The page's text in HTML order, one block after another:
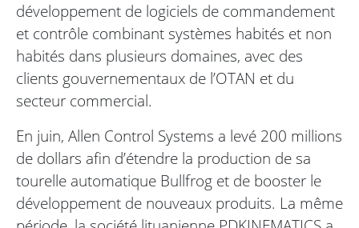
développement de logiciels de commandement
et contrôle combinant systèmes habités et non
habités dans plusieurs domaines, avec des
clients gouvernementaux de l’OTAN et du
secteur commercial.
En juin, Allen Control Systems a levé 200 millions
de dollars afin d’étendre la production de sa
tourelle automatique Bullfrog et de booster le
développement de nouveaux produits. La même